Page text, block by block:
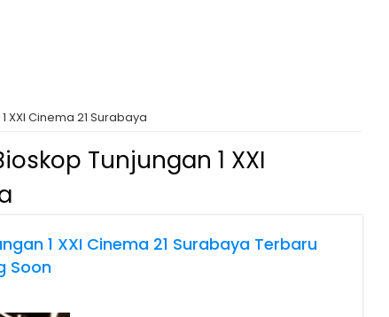
XXI Cinema 21 Surabaya
Tunjungan 1 XXI
1 XXI Cinema 21 Surabaya Terbaru
Soon